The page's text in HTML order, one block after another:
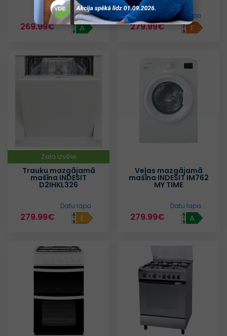
269.99€ A
Datu lapa
279.99€ F
Datu lapa
Zaļa Izvēle
Trauku mazgājamā
mašīna INDESIT
D2IHKL326
279.99€ E
Datu lapa
Veļas mazgājamā
mašīna INDESIT IM762
MY TIME
279.99€ A
Datu lapa